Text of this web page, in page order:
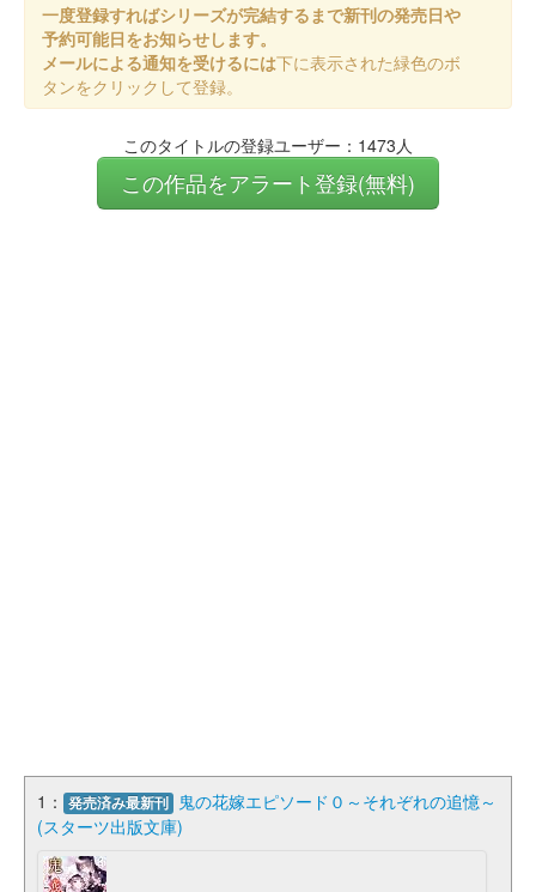
一度登録すればシリーズが完結するまで新刊の発売日や
予約可能日をお知らせします。
メールによる通知を受けるには下に表示された緑色のボ
タンをクリックして登録。
このタイトルの登録ユーザー：1473人
この作品をアラート登録(無料)
1： 発売済み最新刊 鬼の花嫁エピソード０～それぞれの追憶～
(スターツ出版文庫)